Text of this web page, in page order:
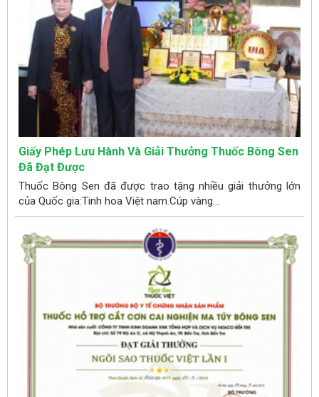
Giấy Phép Lưu Hành Và Giải Thưởng Thuốc Bông Sen
Đã Đạt Được
Thuốc Bông Sen đã được trao tặng nhiều giải thưởng lớn
của Quốc gia:Tinh hoa Việt nam.Cúp vàng...